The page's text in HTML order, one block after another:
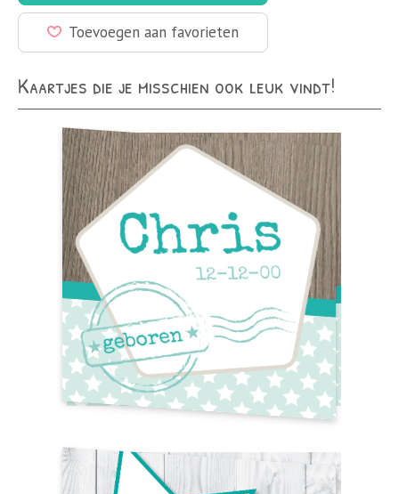
Toevoegen aan favorieten
Kaartjes die je misschien ook leuk vindt!